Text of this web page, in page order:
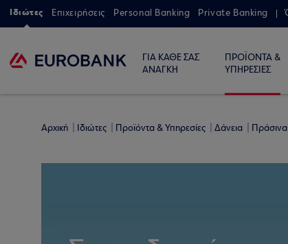
Ιδιώτες Επιχειρήσεις Personal Banking Private Banking
ΓΙΑ ΚΑΘΕ ΣΑΣ
ΑΝΑΓΚΗ
ΠΡΟΪΟΝΤΑ &
ΥΠΗΡΕΣΙΕΣ
Αρχική Ιδιώτες Προϊόντα & Υπηρεσίες Δάνεια